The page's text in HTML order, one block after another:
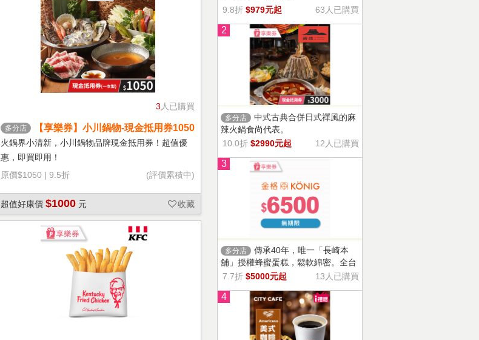
3 人已購買
多分店
【享樂券】小川鍋物-現金抵用券1050
元(一次型)
火鍋界小清新，小川鍋物品牌現金抵用券！超值優
惠，即買即用！
原價$1050 | 9.5折 (評價累積中)
超值好康價 $1000 元 收藏
9.8折 $979元起 63人已購買
2
多分店
中式古典合併日式禪風的麻
辣火鍋食尚代表。
10.0折 $2990元起 12人已購買
3
多分店
傳承40年，唯一「長崎本
舖」授權蜂蜜蛋糕，鬆軟綿密。全台
13家門市適用，自選商品，幸福烘焙
7.7折 $5000元起 13人已購買
4